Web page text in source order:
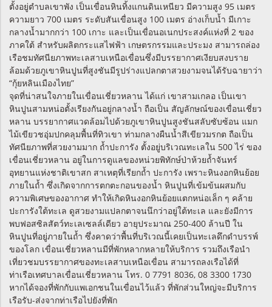
ตั้งอยู่ตำบลเขาพัง เป็นเขื่อนหินทิ้งแกนดินเหนียว มีความสูง 95 เมตร
ความยาว 700 เมตร ระดับสันเขื่อนสูง 100 เมตร อ่างเก็บน้ำ มีเกาะ
กลางน้ำมากกว่า 100 เกาะ และเป็นเขื่อนอเนกประสงค์แห่งที่ 2 ของ
ภาคใต้ สำหรับผลิตกระแสไฟฟ้า เกษตรกรรมและประมง สามารถล่อง
เรือชมทัศนียภาพทะเลสาบเหนือเขื่อนซึ่งมีบรรยากาศเงียบสงบราย
ล้อมด้วยภูเขาหินปูนที่สูงชันมีรูปร่างแปลกตาสวยงามจนได้รับฉายาว่า
“กุ้ยหลินเมืองไทย”
จุดที่น่าสนใจภายในเขื่อนเชี่ยวหลาน ได้แก่ เขาสามเกลอ เป็นเขา
หินปูนสามหน่อตั้งเรียงกันอยู่กลางน้ำ ถือเป็น สัญลักษณ์ของเขื่อนเชี่ยว
หลาน บรรยากาศแวดล้อมไปด้วยภูเขาหินปูนสูงชันสลับซับซ้อน แมก
ไม้เขียวชอุ่มปกคลุมพื้นที่ทิวเขา ท่ามกลางผืนน้ำสีเขียวมรกต ถือเป็น
ทัศนียภาพที่สวยงามมาก ถ้ำปะการัง ตั้งอยู่บริเวณทะเลใน 500 ไร่ ของ
เขื่อนเชี่ยวหลาน อยู่ในการดูแลของหน่วยพิทักษ์ป่าห้วยถ้ำจันทร์
อุทยานแห่งชาติเขาสก สาเหตุที่เรียกถ้ำ ปะการัง เพราะหินงอกหินย้อย
ภายในถ้ำ ซึ่งเกิดจากการตกตะกอนของน้ำ หินปูนที่เข้มข้นผสมกับ
ความพิเศษของอากาศ ทำให้เกิดหินงอกหินย้อยแตกหน่อเล็ก ๆ คล้าย
ปะการังใต้ทะเล ดูสวยงามแปลกตาจนนึกว่าอยู่ใต้ทะเล และยังมีการ
พบฟอสซิลสัตว์ทะเลเซลล์เดียว อายุประมาณ 250-400 ล้านปี ใน
หินปูนที่อยู่ภายในถ้ำ ซึ่งคาดว่าพื้นที่บริเวณนี้เคยเป็นทะเลดึกดำบรรพ์
ของโลก เขื่อนเชี่ยวหลานมีที่พักหลากหลายให้บริการ รวมถึงเรือนำ
เที่ยวชมบรรยากาศของทะเลสาบเหนือเขื่อน สามารถลงเรือได้ที่
ท่าเรือเทศบาลเขื่อนเชี่ยวหลาน โทร. 0 7791 8036, 08 3300 1730
หากได้จองที่พักกับแพเอกชนในเขื่อนไว้แล้ว ที่พักส่วนใหญ่จะมีบริการ
เรือรับ-ส่งจากท่าเรือไปยังที่พัก